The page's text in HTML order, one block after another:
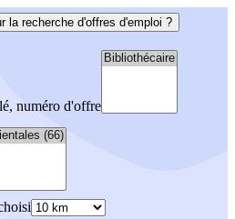
la recherche d'offres d'emploi ?
numéro d'offre